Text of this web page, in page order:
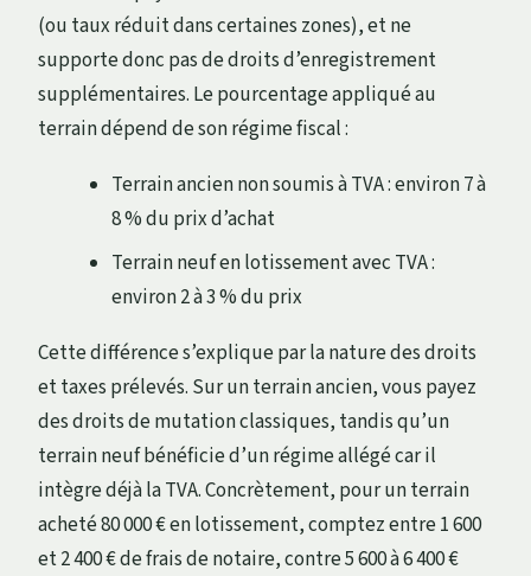
(ou taux réduit dans certaines zones), et ne
supporte donc pas de droits d’enregistrement
supplémentaires. Le pourcentage appliqué au
terrain dépend de son régime fiscal :
Terrain ancien non soumis à TVA : environ 7 à
8 % du prix d’achat
Terrain neuf en lotissement avec TVA :
environ 2 à 3 % du prix
Cette différence s’explique par la nature des droits
et taxes prélevés. Sur un terrain ancien, vous payez
des droits de mutation classiques, tandis qu’un
terrain neuf bénéficie d’un régime allégé car il
intègre déjà la TVA. Concrètement, pour un terrain
acheté 80 000 € en lotissement, comptez entre 1 600
et 2 400 € de frais de notaire, contre 5 600 à 6 400 €